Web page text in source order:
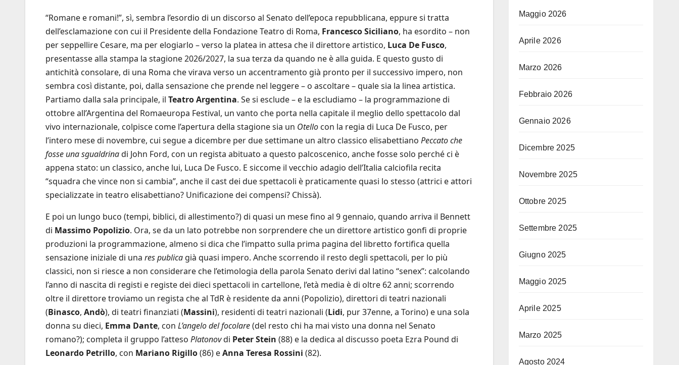
“Romane e romani!”, sì, sembra l’esordio di un discorso al Senato dell’epoca repubblicana, eppure si tratta
dell’esclamazione con cui il Presidente della Fondazione Teatro di Roma, Francesco Siciliano, ha esordito – non
per seppellire Cesare, ma per elogiarlo – verso la platea in attesa che il direttore artistico, Luca De Fusco,
presentasse alla stampa la stagione 2026/2027, la sua terza da quando ne è alla guida. E questo gusto di
antichità consolare, di una Roma che virava verso un accentramento già pronto per il successivo impero, non
sembra così distante, poi, dalla sensazione che prende nel leggere – o ascoltare – quale sia la linea artistica.
Partiamo dalla sala principale, il Teatro Argentina. Se si esclude – e la escludiamo – la programmazione di
ottobre all’Argentina del Romaeuropa Festival, un vanto che porta nella capitale il meglio dello spettacolo dal
vivo internazionale, colpisce come l’apertura della stagione sia un Otello con la regia di Luca De Fusco, per
l’intero mese di novembre, cui segue a dicembre per due settimane un altro classico elisabettiano Peccato che
fosse una sgualdrinadi John Ford, con un regista abituato a questo palcoscenico, anche fosse solo perché ci è
appena stato: un classico, anche lui, Luca De Fusco. E siccome il vecchio adagio dell’Italia calciofila recita
“squadra che vince non si cambia”, anche il cast dei due spettacoli è praticamente quasi lo stesso (attrici e attori
specializzate in teatro elisabettiano? Unificazione dei compensi? Chissà).
E poi un lungo buco (tempi, biblici, di allestimento?) di quasi un mese fino al 9 gennaio, quando arriva il Bennett
di Massimo Popolizio. Ora, se da un lato potrebbe non sorprendere che un direttore artistico gonfi di proprie
produzioni la programmazione, almeno si dica che l’impatto sulla prima pagina del libretto fortifica quella
sensazione iniziale di una res publica già quasi impero. Anche scorrendo il resto degli spettacoli, per lo più
classici, non si riesce a non considerare che l’etimologia della parola Senato derivi dal latino “senex”: calcolando
l’anno di nascita di registi e registe dei dieci spettacoli in cartellone, l’età media è di oltre 62 anni; scorrendo
oltre il direttore troviamo un regista che al TdR è residente da anni (Popolizio), direttori di teatri nazionali
(Binasco, Andò), di teatri finanziati (Massini), residenti di teatri nazionali (Lidi, pur 37enne, a Torino) e una sola
donna su dieci, Emma Dante, con L’angelo del focolare(del resto chi ha mai visto una donna nel Senato
romano?); completa il gruppo l’atteso Platonovdi Peter Stein (88) e la dedica al discusso poeta Ezra Pound di
Leonardo Petrillo, con Mariano Rigillo(86) eAnna Teresa Rossini (82).
Maggio 2026
Aprile 2026
Marzo 2026
Febbraio 2026
Gennaio 2026
Dicembre 2025
Novembre 2025
Ottobre 2025
Settembre 2025
Giugno 2025
Maggio 2025
Aprile 2025
Marzo 2025
Agosto 2024